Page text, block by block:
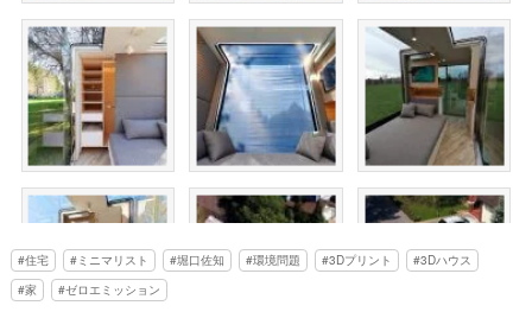
住宅 ミニマリスト 堀口佐知 環境問題 3Dプリント
3Dハウス
家
ゼロエミッション